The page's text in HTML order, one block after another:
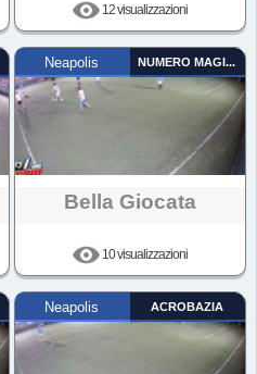
12 visualizzazioni
Neapolis NUMERO MAGICO
Bella Giocata
10 visualizzazioni
Neapolis ACROBAZIA